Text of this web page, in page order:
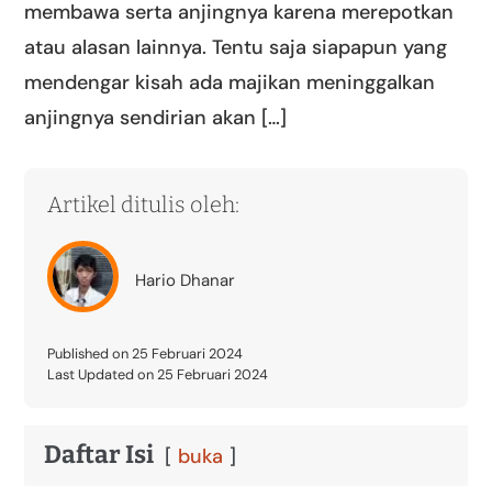
membawa serta anjingnya karena merepotkan
atau alasan lainnya. Tentu saja siapapun yang
mendengar kisah ada majikan meninggalkan
anjingnya sendirian akan […]
Artikel ditulis oleh:
Hario Dhanar
Published on 25 Februari 2024
Last Updated on 25 Februari 2024
Daftar Isi buka